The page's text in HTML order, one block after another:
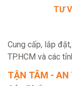
TƯ
Cung cấp, lắp
TP.HCM và các
TẬN TÂM - AN